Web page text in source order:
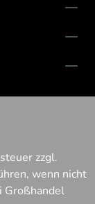
zzgl.
wenn nicht
Großhandel